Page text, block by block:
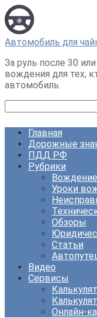
Перейти
к
контенту
Автомобиль для
За руль после 30
вождения для тех,
автомобиль.
Главная
Дорожные
ПДД РФ
Рубрики
Вождение
Уроки
Обзоры
Статьи
Видео
Сервисы
Онлайн-